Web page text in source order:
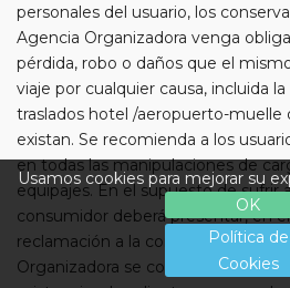
Usamos cookies para mejorar su
OK
Política de
Cookies
personales del usuario, los
Agencia Organizadora venga
pérdida, robo o daños que el
viaje por cualquier causa, incluida
traslados hotel /aeropuerto-muelle
existan. Se recomienda a los
en todas las manipulaciones de
equipajes. En el supuesto de sufrir
consumidor deberá presentar, en
reclamación a la compañía de
Organizadora se compromete a